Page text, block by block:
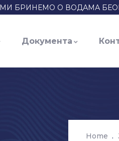
МИ БРИНЕМО О ВОДАМА
Документа
Home